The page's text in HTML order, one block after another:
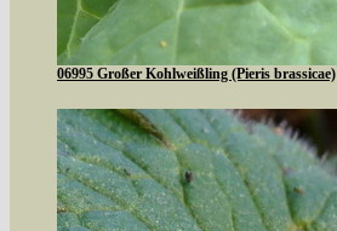
06995 Großer Kohlweißling (Pieris brassicae)